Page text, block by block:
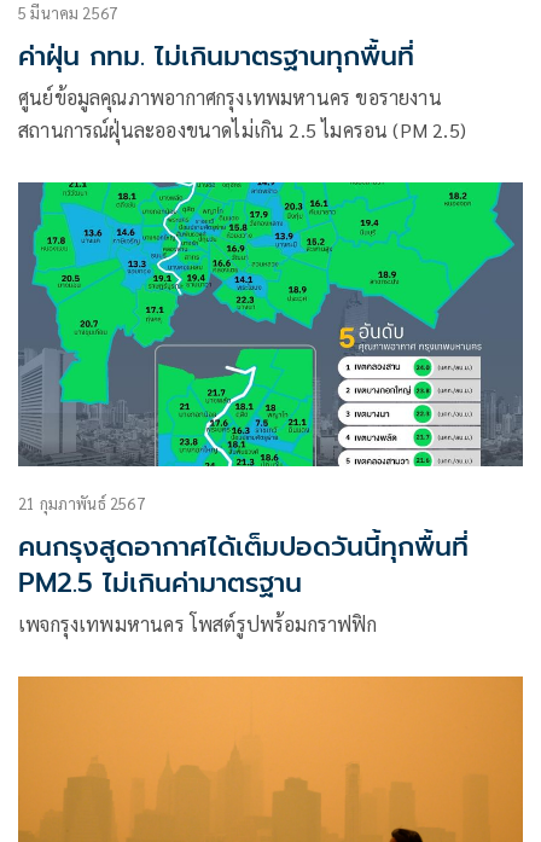
5 มีนาคม 2567
ค่าฝุ่น กทม. ไม่เกินมาตรฐานทุกพื้นที่
ศูนย์ข้อมูลคุณภาพอากาศกรุงเทพมหานคร ขอรายงาน
สถานการณ์ฝุ่นละอองขนาดไม่เกิน 2.5 ไมครอน (PM 2.5)
21 กุมภาพันธ์ 2567
คนกรุงสูดอากาศได้เต็มปอดวันนี้ทุกพื้นที่
PM2.5 ไม่เกินค่ามาตรฐาน
เพจกรุงเทพมหานคร โพสต์รูปพร้อมกราฟฟิก